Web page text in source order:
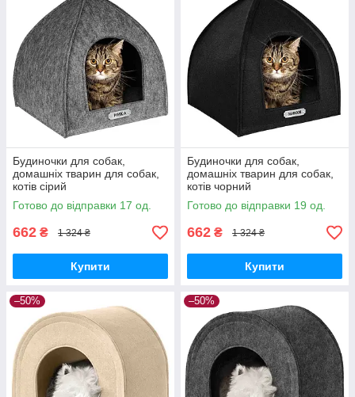
Будиночки для собак,
домашніх тварин для собак,
котів сірий
Готово до відправки 17 од.
662 ₴ 1 324 ₴
Купити
Будиночки для собак,
домашніх тварин для собак,
котів чорний
Готово до відправки 19 од.
662 ₴ 1 324 ₴
Купити
–50% –50%